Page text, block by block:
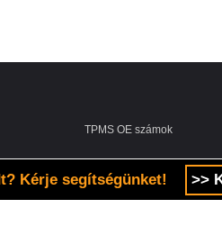
TPMS OE számok
Kérje segítségünket! >>